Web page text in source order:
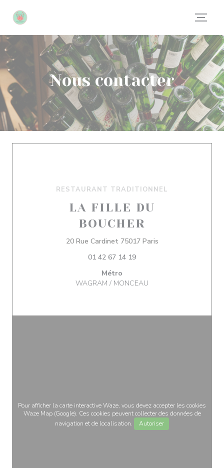
Nous contacter
RESTAURANT TRADITIONNEL
LA FILLE DU
BOUCHER
20 Rue Cardinet 75017 Paris((ouvre une
01 42 67 14 19
Métro
WAGRAM / MONCEAU
Pour afficher la carte interactive Waze, vous devez accepter les cookies
Waze Map (Google). Ces cookies peuvent collecter des données de
navigation et de localisation.
Autoriser